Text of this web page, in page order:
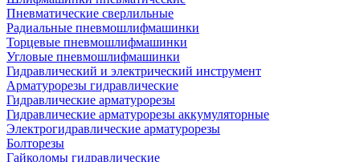
Пневматические сверлильные
Радиальные пневмошлифмашинки
Торцевые пневмошлифмашинки
Угловые пневмошлифмашинки
Гидравлический и электрический инструмент
Арматурорезы гидравлические
Гидравлические арматурорезы
Гидравлические арматурорезы аккумуляторные
Электрогидравлические арматурорезы
Болторезы
Гайколомы гидравлические